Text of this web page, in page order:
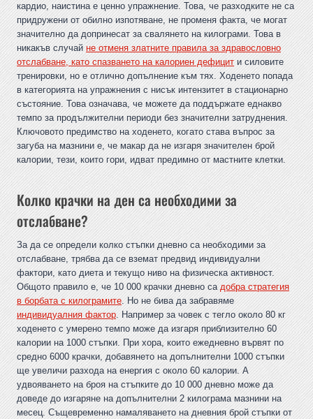
кардио, наистина е ценно упражнение. Това, че разходките не са
придружени от обилно изпотяване, не променя факта, че могат
значително да допринесат за свалянето на килограми. Това в
никакъв случай не отменя златните правила за здравословно
отслабване, като спазването на калориен дефицити силовите
тренировки, но е отлично допълнение към тях. Ходенето попада
в категорията на упражнения с нисък интензитет в стационарно
състояние. Това означава, че можете да поддържате еднакво
темпо за продължителни периоди без значителни затруднения.
Ключовото предимство на ходенето, когато става въпрос за
загуба на мазнини е, че макар да не изгаря значителен брой
калории, тези, които гори, идват предимно от мастните клетки.
Колко крачки на ден са необходими за
отслабване?
За да се определи колко стъпки дневно са необходими за
отслабване, трябва да се вземат предвид индивидуални
фактори, като диета и текущо ниво на физическа активност.
Общото правило е, че 10 000 крачки дневно садобра стратегия
в борбата с килограмите. Но не бива да забравяме
индивидуалния фактор. Например за човек с тегло около 80 кг
ходенето с умерено темпо може да изгаря приблизително 60
калории на 1000 стъпки. При хора, които ежедневно вървят по
средно 6000 крачки, добавянето на допълнителни 1000 стъпки
ще увеличи разхода на енергия с около 60 калории. А
удвояването на броя на стъпките до 10 000 дневно може да
доведе до изгаряне на допълнителни 2 килограма мазнини на
месец. Същевременно намаляването на дневния брой стъпки от